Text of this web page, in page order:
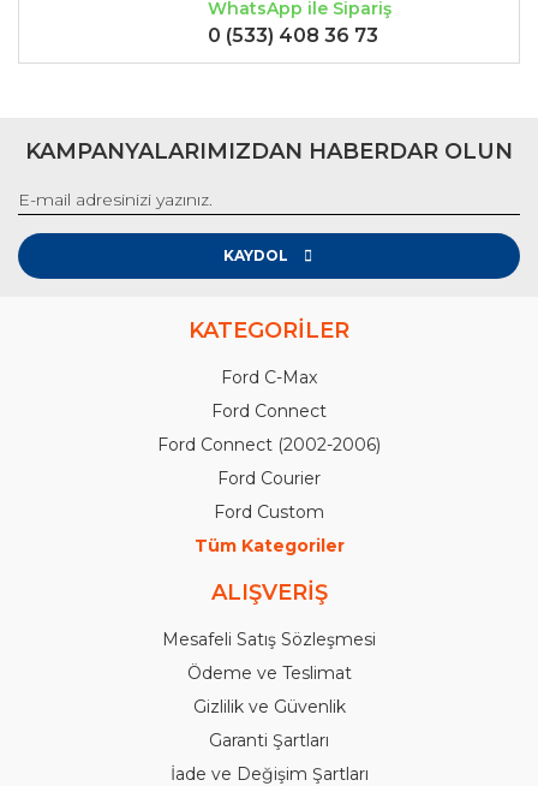
WhatsApp ile Sipariş
0 (533) 408 36 73
KAMPANYALARIMIZDAN HABERDAR OLUN
KAYDOL
KATEGORİLER
Ford C-Max
Ford Connect
Ford Connect (2002-2006)
Ford Courier
Ford Custom
Tüm Kategoriler
ALIŞVERİŞ
Mesafeli Satış Sözleşmesi
Ödeme ve Teslimat
Gizlilik ve Güvenlik
Garanti Şartları
İade ve Değişim Şartları